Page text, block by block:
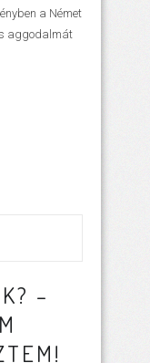
a Német
aggodalmát
–